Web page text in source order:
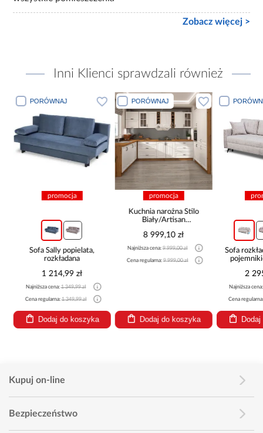
Zobacz więcej >
Inni Klienci sprawdzali również
PORÓWNAJ
promocja
Sofa Sally popielata,
rozkładana
1 214,99 zł
Najniższa cena:1 349,99 zł
Cena regularna:1 349,99 zł
Dodaj do koszyka
PORÓWNAJ
promocja
Kuchnia narożna Stilo
Biały/Artisan
8 999,10 zł
Najniższa cena:9 999,00 zł
Cena regularna:9 999,00 zł
Dodaj do koszyka
Sofa
2
Najniższa
Cena
Kupuj on-line
Bezpieczeństwo